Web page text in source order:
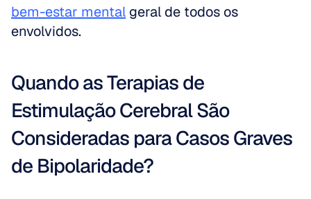
bem-estar mental geral de todos os
envolvidos.
Quando as Terapias de
Estimulação Cerebral São
Consideradas para Casos Graves
de Bipolaridade?